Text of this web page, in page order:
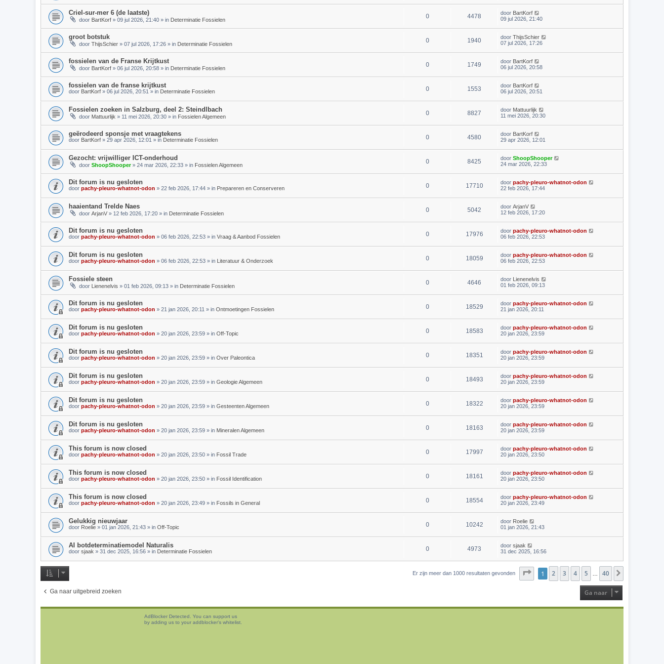
Criel-sur-mer 6 (de laatste)
door BartKorf » 09 jul 2026, 21:40 » in Determinatie Fossielen 0 4478 door BartKorf
09 jul 2026, 21:40
groot botstuk
door ThijsSchier » 07 jul 2026, 17:26 » in Determinatie Fossielen 0 1940 door ThijsSchier
07 jul 2026, 17:26
fossielen van de Franse Krijtkust
door BartKorf » 06 jul 2026, 20:58 » in Determinatie Fossielen 0 1749 door BartKorf
06 jul 2026, 20:58
fossielen van de franse krijtkust
door BartKorf » 06 jul 2026, 20:51 » in Determinatie Fossielen 0 1553 door BartKorf
06 jul 2026, 20:51
Fossielen zoeken in Salzburg, deel 2: Steindlbach
door Mattuurlijk » 11 mei 2026, 20:30 » in Fossielen Algemeen 0 8827 door Mattuurlijk
11 mei 2026, 20:30
geërodeerd sponsje met vraagtekens
door BartKorf » 29 apr 2026, 12:01 » in Determinatie Fossielen 0 4580 door BartKorf
29 apr 2026, 12:01
Gezocht: vrijwilliger ICT-onderhoud
door ShoopShooper» 24 mar 2026, 22:33 » in Fossielen Algemeen 0 8425 door ShoopShooper
24 mar 2026, 22:33
Dit forum is nu gesloten
door pachy-pleuro-whatnot-odon » 22 feb 2026, 17:44 » in Prepareren en Conserveren 0 17710 door pachy-pleuro-whatnot-odon
22 feb 2026, 17:44
haaientand Trelde Naes
door ArjanV » 12 feb 2026, 17:20 » in Determinatie Fossielen 0 5042 door ArjanV
12 feb 2026, 17:20
Dit forum is nu gesloten
door pachy-pleuro-whatnot-odon » 06 feb 2026, 22:53 » in Vraag & Aanbod Fossielen 0 17976 door pachy-pleuro-whatnot-odon
06 feb 2026, 22:53
Dit forum is nu gesloten
door pachy-pleuro-whatnot-odon » 06 feb 2026, 22:53 » in Literatuur & Onderzoek 0 18059 door pachy-pleuro-whatnot-odon
06 feb 2026, 22:53
Fossiele steen
door Lienenelvis » 01 feb 2026, 09:13 » in Determinatie Fossielen 0 4646 door Lienenelvis
01 feb 2026, 09:13
Dit forum is nu gesloten
door pachy-pleuro-whatnot-odon » 21 jan 2026, 20:11 » in Ontmoetingen Fossielen 0 18529 door pachy-pleuro-whatnot-odon
21 jan 2026, 20:11
Dit forum is nu gesloten
door pachy-pleuro-whatnot-odon » 20 jan 2026, 23:59 » in Off-Topic 0 18583 door pachy-pleuro-whatnot-odon
20 jan 2026, 23:59
Dit forum is nu gesloten
door pachy-pleuro-whatnot-odon » 20 jan 2026, 23:59 » in Over Paleontica 0 18351 door pachy-pleuro-whatnot-odon
20 jan 2026, 23:59
Dit forum is nu gesloten
door pachy-pleuro-whatnot-odon » 20 jan 2026, 23:59 » in Geologie Algemeen 0 18493 door pachy-pleuro-whatnot-odon
20 jan 2026, 23:59
Dit forum is nu gesloten
door pachy-pleuro-whatnot-odon » 20 jan 2026, 23:59 » in Gesteenten Algemeen 0 18322 door pachy-pleuro-whatnot-odon
20 jan 2026, 23:59
Dit forum is nu gesloten
door pachy-pleuro-whatnot-odon » 20 jan 2026, 23:59 » in Mineralen Algemeen 0 18163 door pachy-pleuro-whatnot-odon
20 jan 2026, 23:59
This forum is now closed
door pachy-pleuro-whatnot-odon » 20 jan 2026, 23:50 » in Fossil Trade 0 17997 door pachy-pleuro-whatnot-odon
20 jan 2026, 23:50
This forum is now closed
door pachy-pleuro-whatnot-odon » 20 jan 2026, 23:50 » in Fossil Identification 0 18161 door pachy-pleuro-whatnot-odon
20 jan 2026, 23:50
This forum is now closed
door pachy-pleuro-whatnot-odon » 20 jan 2026, 23:49 » in Fossils in General 0 18554 door pachy-pleuro-whatnot-odon
20 jan 2026, 23:49
Gelukkig nieuwjaar
door Roelie » 01 jan 2026, 21:43 » in Off-Topic 0 10242 door Roelie
01 jan 2026, 21:43
AI botdeterminatiemodel Naturalis
door sjaak » 31 dec 2025, 16:56 » in Determinatie Fossielen 0 4973 door sjaak
31 dec 2025, 16:56
Er zijn meer dan 1000 resultaten gevonden Pagina1 van 40
1 2 3 4 5 40
Ga naar uitgebreid zoeken Ga naar
AdBlocker Detected. You can support us
by adding us to your addblocker's whitelist.